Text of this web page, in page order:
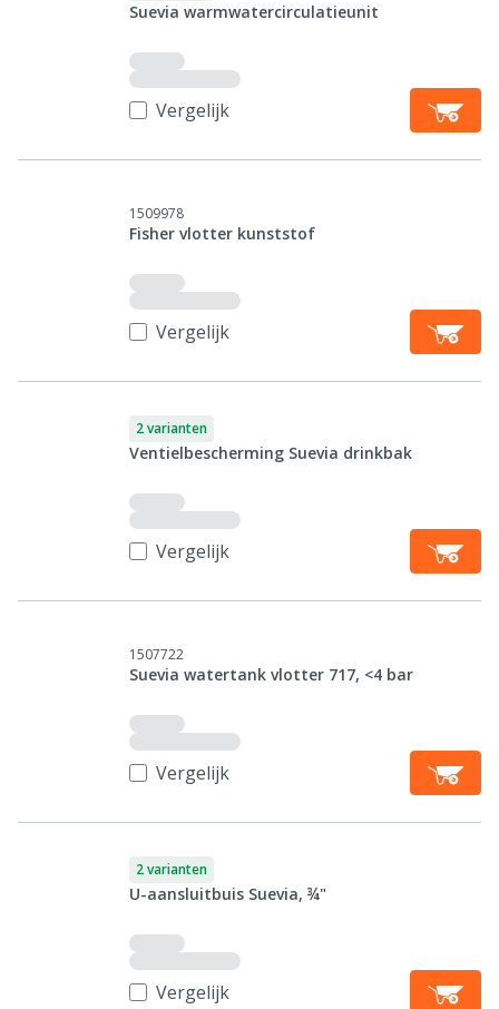
Suevia warmwatercirculatieunit
Vergelijk
1509978
Fisher vlotter kunststof
Vergelijk
2 varianten
Ventielbescherming Suevia drinkbak
Vergelijk
1507722
Suevia watertank vlotter 717, <4 bar
Vergelijk
2 varianten
U-aansluitbuis Suevia, ¾"
Vergelijk